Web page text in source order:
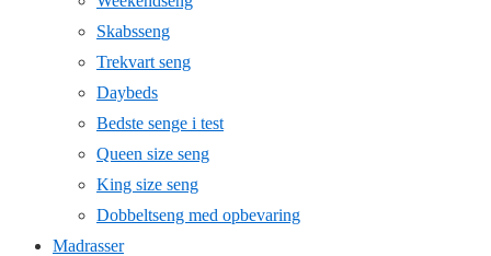
Skabsseng
Trekvart seng
Daybeds
Bedste senge i test
Queen size seng
King size seng
Dobbeltseng med opbevaring
Madrasser